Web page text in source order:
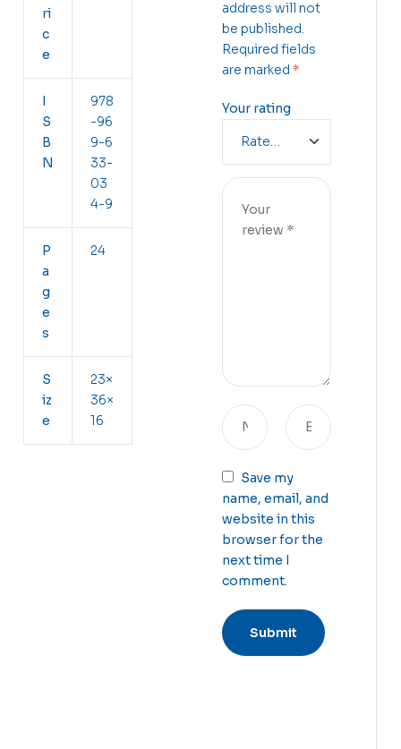
ri
c
e
S
B
N
978
-96
9-6
33-
03
4-9
P
a
g
e
s
24
S
iz
e
23×
36×
16
address will not
be published.
Required fields
are marked *
Your rating
Save my
name, email, and
website in this
browser for the
next time I
comment.